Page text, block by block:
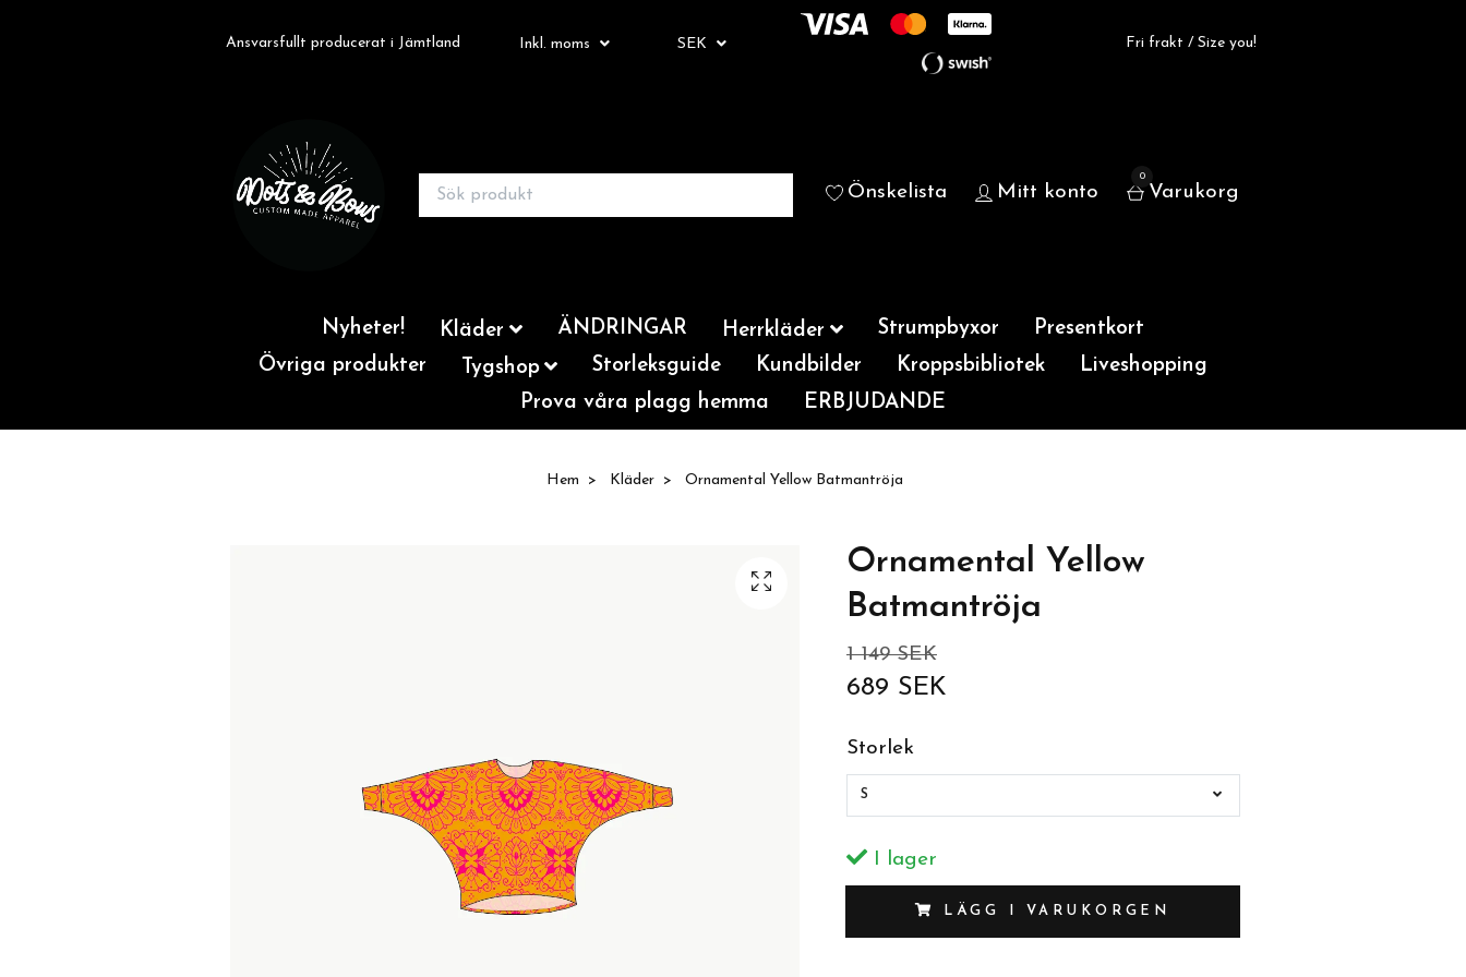
Ansvarsfullt producerat i Jämtland Inkl. moms SEK Fri frakt / Size you!
Önskelista Mitt konto
0
Varukorg
Nyheter! Kläder ÄNDRINGAR Herrkläder Strumpbyxor
Presentkort
Övriga produkter
Tygshop Storleksguide Kundbilder Kroppsbibliotek
Liveshopping
Prova våra plagg hemma
ERBJUDANDE
Hem Kläder Ornamental Yellow Batmantröja
Ornamental Yellow
Batmantröja
1 149 SEK
689 SEK
Storlek
S
I lager
LÄGG I VARUKORGEN